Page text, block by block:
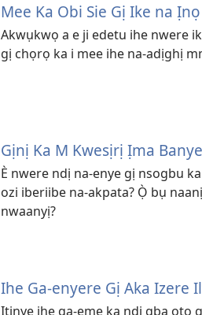
Mee Ka Obi Sie Gị Ike na
Akwụkwọ a e ji edetu ihe nwere
gị chọrọ ka i mee ihe na-adịghị
Gịnị Ka M Kwesịrị Ịma
È nwere ndị na-enye gị nsogbu
ozi iberiibe na-akpata? Ọ̀ bụ
nwaanyị?
Ihe Ga-enyere Gị Aka Izere
Itinye ihe ga-eme ka ndị gba ọtọ